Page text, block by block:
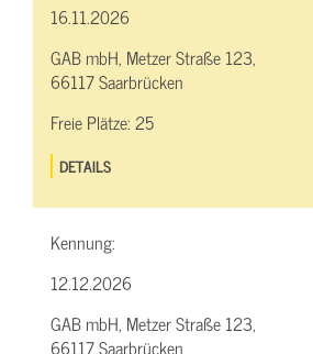
16.11.2026
GAB mbH, Metzer Straße 123,
66117 Saarbrücken
Freie Plätze:25
DETAILS
Kennung:
12.12.2026
GAB mbH, Metzer Straße 123,
66117 Saarbrücken